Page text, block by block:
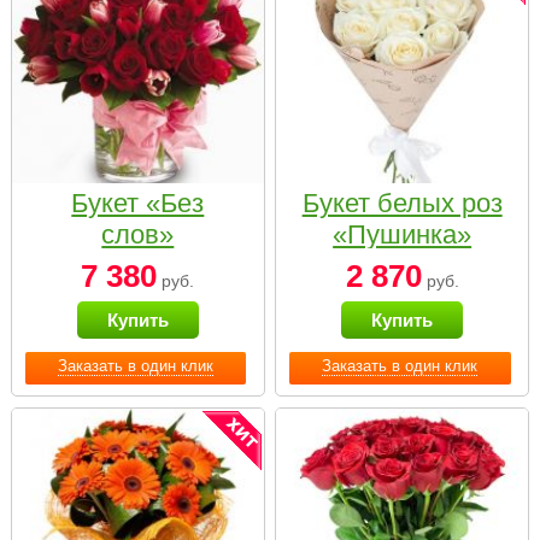
Заказать в один клик
Букет «Без
слов»
7 380 руб.
Купить
Заказать в один клик
Букет белых роз
«Пушинка»
2 870руб.
Купить